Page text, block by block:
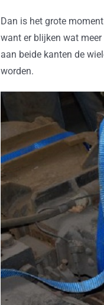
Dan is het grote
want er blijken wat
aan beide kanten de
worden.